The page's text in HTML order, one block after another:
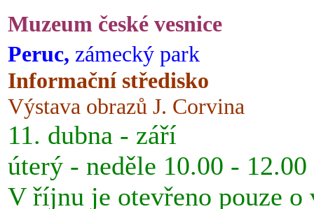
Muzeum české vesnice
Peruc, zámecký park
Informační středisko
Výstava obrazů J. Corvina
11. dubna - září
úterý - neděle 10.00 -
V říjnu je otevřeno pouze o